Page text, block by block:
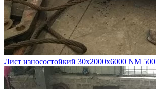
Лист износостойкий 30х2000х6000 NM 500